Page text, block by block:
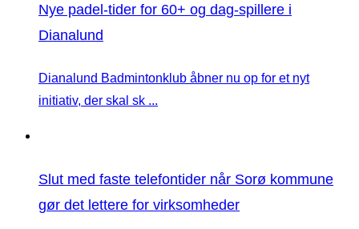
Nye padel-tider for 60+ og dag-spillere i
Dianalund
Dianalund Badmintonklub åbner nu op for et nyt
initiativ, der skal sk ...
Slut med faste telefontider når Sorø kommune
gør det lettere for virksomheder